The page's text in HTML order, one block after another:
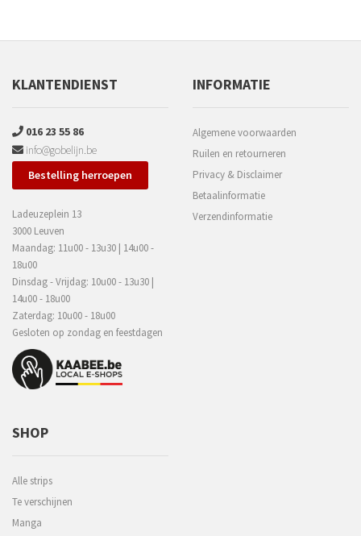
KLANTENDIENST
016 23 55 86
info@gobelijn.be
Bestelling herroepen
Ladeuzeplein 13
3000 Leuven
Maandag: 11u00 - 13u30 | 14u00 -
18u00
Dinsdag - Vrijdag: 10u00 - 13u30 |
14u00 - 18u00
Zaterdag: 10u00 - 18u00
Gesloten op zondag en feestdagen
INFORMATIE
Algemene voorwaarden
Ruilen en retourneren
Privacy & Disclaimer
Betaalinformatie
Verzendinformatie
SHOP
Alle strips
Te verschijnen
Manga